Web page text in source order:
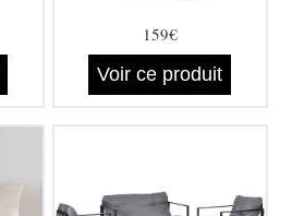
159€
Voir ce produit